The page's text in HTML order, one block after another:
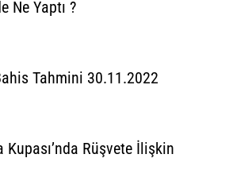
Ne Yaptı ?
Tahmini 30.11.2022
Rüşvete İlişkin